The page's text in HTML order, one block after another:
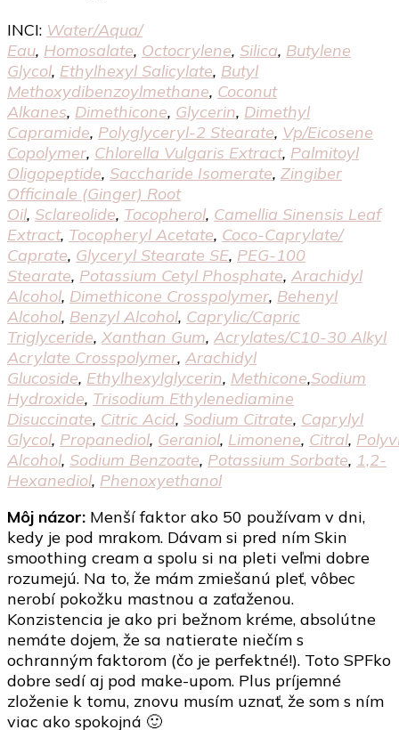
INCI: Water/​Aqua/​
Eau, Homosalate, Octocrylene, Silica, Butylene
Glycol, Ethylhexyl Salicylate, Butyl
Methoxydibenzoylmethane, Coconut
Alkanes, Dimethicone, Glycerin, Dimethyl
Capramide, Polyglyceryl-2 Stearate, Vp/​Eicosene
Copolymer, Chlorella Vulgaris Extract, Palmitoyl
Oligopeptide, Saccharide Isomerate, Zingiber
Officinale (Ginger) Root
Oil, Sclareolide, Tocopherol, Camellia Sinensis Leaf
Extract, Tocopheryl Acetate, Coco-Caprylate/​
Caprate, Glyceryl Stearate SE, PEG-100
Stearate, Potassium Cetyl Phosphate, Arachidyl
Alcohol, Dimethicone Crosspolymer, Behenyl
Alcohol, Benzyl Alcohol, Caprylic/​Capric
Triglyceride, Xanthan Gum, Acrylates/​C10-30 Alkyl
Acrylate Crosspolymer, Arachidyl
Glucoside, Ethylhexylglycerin, Methicone,Sodium
Hydroxide, Trisodium Ethylenediamine
Disuccinate, Citric Acid, Sodium Citrate, Caprylyl
Glycol, Propanediol, Geraniol, Limonene, Citral,
Alcohol, Sodium Benzoate, Potassium Sorbate, 1,2-
Hexanediol, Phenoxyethanol
Môj názor: Menší faktor ako 50 používam v dni,
kedy je pod mrakom. Dávam si pred ním Skin
smoothing cream a spolu si na pleti veľmi dobre
rozumejú. Na to, že mám zmiešanú pleť, vôbec
nerobí pokožku mastnou a zaťaženou.
Konzistencia je ako pri bežnom kréme, absolútne
nemáte dojem, že sa natierate niečím s
ochranným faktorom (čo je perfektné!). Toto SPFko
dobre sedí aj pod make-upom. Plus príjemné
zloženie k tomu, znovu musím uznať, že som s ním
viac ako spokojná 🙂